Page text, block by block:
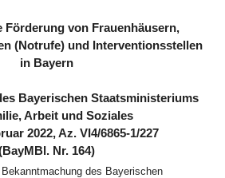
Förderung von Frauenhäusern,
(Notrufe) und Interventionsstellen
in Bayern
Bayerischen Staatsministeriums
Arbeit und Soziales
2022, Az. VI4/6865-1/227
Nr. 164)
des Bayerischen